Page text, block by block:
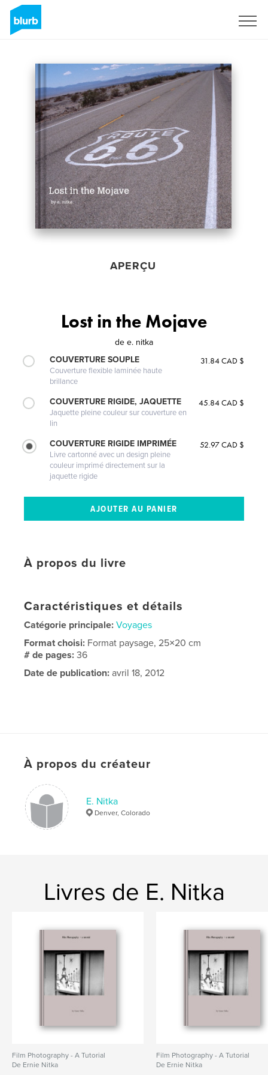
APERÇU
Lost in the Mojave
de e. nitka
COUVERTURE SOUPLE
Couverture flexible laminée haute
brillance
31.84 CAD $
COUVERTURE RIGIDE, JAQUETTE
Jaquette pleine couleur sur couverture en
lin
45.84 CAD $
COUVERTURE RIGIDE IMPRIMÉE
Livre cartonné avec un design pleine
couleur imprimé directement sur la
jaquette rigide
52.97 CAD $
À propos du livre
Caractéristiques et détails
Catégorie principale: Voyages
Format choisi: Format paysage, 25×20 cm
# de pages:36
Date de publication: avril 18, 2012
À propos du créateur
E. Nitka
Denver, Colorado
Livres de E. Nitka
Film Photography - A Tutorial
De Ernie Nitka
Film Photography - A Tutorial
De Ernie Nitka